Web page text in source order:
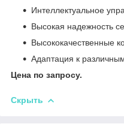
Интеллектуальное
Высокая надежность
Высококачественные
Адаптация к
Цена по запросу.
Скрыть